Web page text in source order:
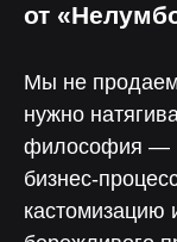
от
Мы не продаем
нужно
философия —
бизнес-
кастомизацию